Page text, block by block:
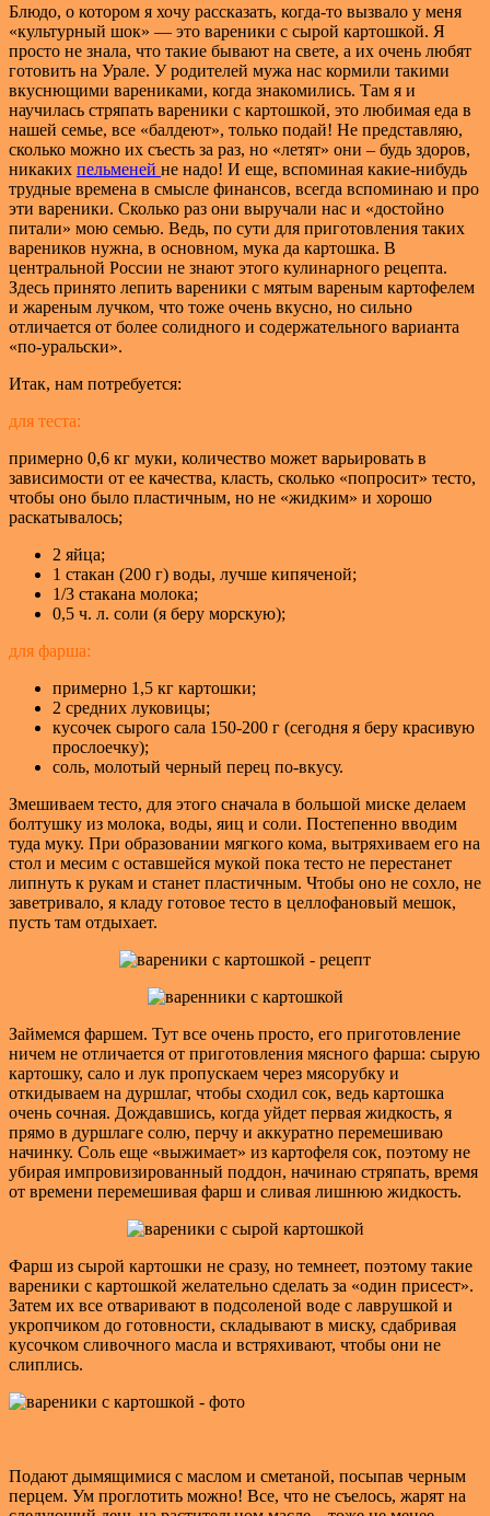
Блюдо, о котором я хочу рассказать, когда-то вызвало у меня
«культурный шок» — это вареники с сырой картошкой. Я
просто не знала, что такие бывают на свете, а их очень любят
готовить на Урале. У родителей мужа нас кормили такими
вкуснющими варениками, когда знакомились. Там я и
научилась стряпать вареники с картошкой, это любимая еда в
нашей семье, все «балдеют», только подай! Не представляю,
сколько можно их съесть за раз, но «летят» они – будь здоров,
никаких пельменей не надо! И еще, вспоминая какие-нибудь
трудные времена в смысле финансов, всегда вспоминаю и про
эти вареники. Сколько раз они выручали нас и «достойно
питали» мою семью. Ведь, по сути для приготовления таких
вареников нужна, в основном, мука да картошка. В
центральной России не знают этого кулинарного рецепта.
Здесь принято лепить вареники с мятым вареным картофелем
и жареным лучком, что тоже очень вкусно, но сильно
отличается от более солидного и содержательного варианта
«по-уральски».
Итак, нам потребуется:
для теста:
примерно 0,6 кг муки, количество может варьировать в
зависимости от ее качества, класть, сколько «попросит» тесто,
чтобы оно было пластичным, но не «жидким» и хорошо
раскатывалось;
2 яйца;
1 стакан (200 г) воды, лучше кипяченой;
1/3 стакана молока;
0,5 ч. л. соли (я беру морскую);
для фарша:
примерно 1,5 кг картошки;
2 средних луковицы;
кусочек сырого сала 150-200 г (сегодня я беру красивую
прослоечку);
соль, молотый черный перец по-вкусу.
Змешиваем тесто, для этого сначала в большой миске делаем
болтушку из молока, воды, яиц и соли. Постепенно вводим
туда муку. При образовании мягкого кома, вытряхиваем его на
стол и месим с оставшейся мукой пока тесто не перестанет
липнуть к рукам и станет пластичным. Чтобы оно не сохло, не
заветривало, я кладу готовое тесто в целлофановый мешок,
пусть там отдыхает.
Займемся фаршем. Тут все очень просто, его приготовление
ничем не отличается от приготовления мясного фарша: сырую
картошку, сало и лук пропускаем через мясорубку и
откидываем на дуршлаг, чтобы сходил сок, ведь картошка
очень сочная. Дождавшись, когда уйдет первая жидкость, я
прямо в дуршлаге солю, перчу и аккуратно перемешиваю
начинку. Соль еще «выжимает» из картофеля сок, поэтому не
убирая импровизированный поддон, начинаю стряпать, время
от времени перемешивая фарш и сливая лишнюю жидкость.
Фарш из сырой картошки не сразу, но темнеет, поэтому такие
вареники с картошкой желательно сделать за «один присест».
Затем их все отваривают в подсоленой воде с лаврушкой и
укропчиком до готовности, складывают в миску, сдабривая
кусочком сливочного масла и встряхивают, чтобы они не
слиплись.
Подают дымящимися с маслом и сметаной, посыпав черным
перцем. Ум проглотить можно! Все, что не съелось, жарят на